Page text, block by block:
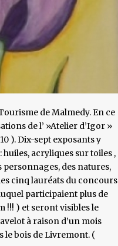
de Malmedy. En ce
de l’ »Atelier d’Igor »
). Dix-sept exposants y
acryliques sur toiles ,
des natures,
cinq lauréats du concours
participaient plus de
!!! ) et seront visibles le
à raison d’un mois
le bois de Livremont. (